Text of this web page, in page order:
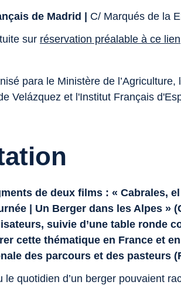
de Madrid |
C/ Marqués de la
sur réservation préalable à ce lien
para le Ministère de
Velázquez et l'Institut Français
de deux films : « Cabrales,
| Un Berger dans les Alpes »
suivie d’une table ronde
cette thématique en France et
des parcours et des pasteurs
le quotidien d’un berger pouvaient